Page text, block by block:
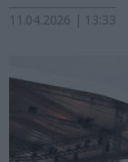
11.04.2026 | 13:33